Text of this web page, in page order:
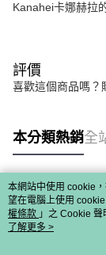
Kanahei卡娜赫拉
評價
喜歡這個商品嗎？
本分類熱銷全
熱門標籤
本網站中使用 cookie
望在電腦上使用
權條款 」之 Cookie
用條款之 Cookie 聲明
了解更多 >